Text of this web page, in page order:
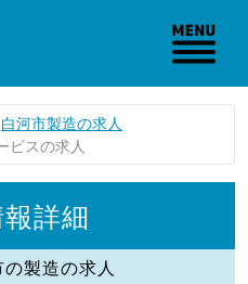
白河市製造の求人
ビスの求人
詳細
製造の求人